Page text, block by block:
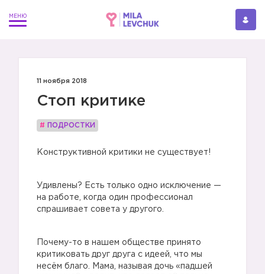
11 ноября 2018
Стоп критике
# ПОДРОСТКИ
Конструктивной критики не существует!
Удивлены? Есть только одно исключение —
на работе, когда один профессионал
спрашивает совета у другого.
Почему-то в нашем обществе принято
критиковать друг друга с идеей, что мы
несём благо. Мама, называя дочь «падшей